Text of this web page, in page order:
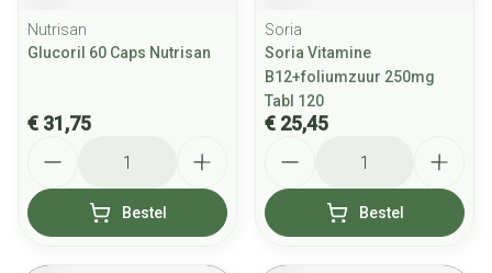
Nutrisan
Glucoril 60 Caps Nutrisan
€ 31,75
Bestel
Soria
Soria Vitamine
B12+foliumzuur 250mg
Tabl 120
€ 25,45
Bestel